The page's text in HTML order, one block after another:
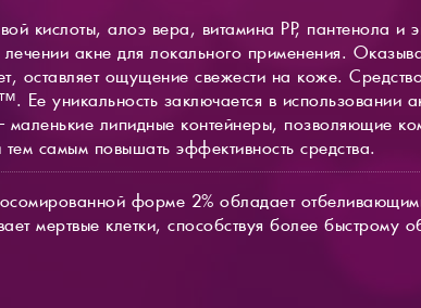
кислоты, алоэ вера, витамина РР, пантенола и
лечении акне для локального применения.
оставляет ощущение свежести на коже.
Ее уникальность заключается в использовании
липидные контейнеры, позволяющие
самым повышать эффективность средства.
форме 2% обладает
мертвые клетки, способствуя более быстрому